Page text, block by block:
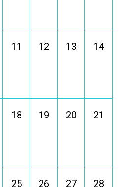
11 12 13 14
18 19 20 21
25 26 27 28